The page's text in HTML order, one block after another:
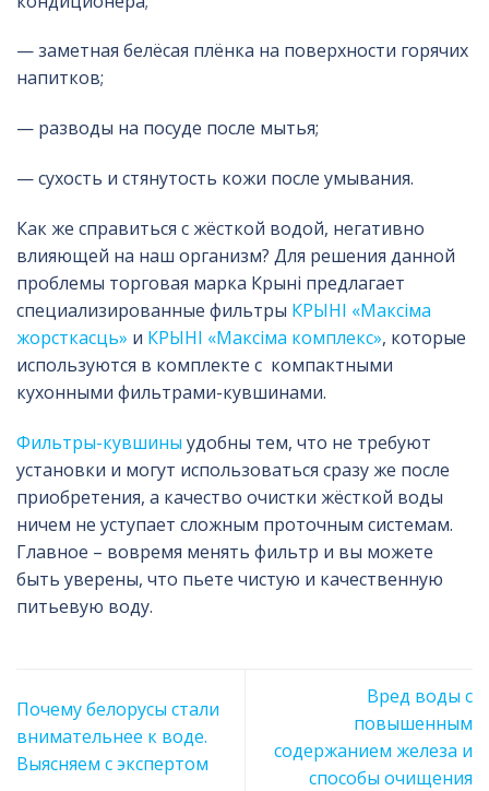
— заметная белёсая плёнка на поверхности горячих
напитков;
— разводы на посуде после мытья;
— сухость и стянутость кожи после умывания.
Как же справиться с жёсткой водой, негативно
влияющей на наш организм? Для решения данной
проблемы торговая марка Крынi предлагает
специализированные фильтры КРЫНI «Максiма
жорсткасць» и КРЫНI «Максiма комплекс», которые
используются в комплекте с компактными
кухонными фильтрами-кувшинами.
Фильтры-кувшины удобны тем, что не требуют
установки и могут использоваться сразу же после
приобретения, а качество очистки жёсткой воды
ничем не уступает сложным проточным системам.
Главное – вовремя менять фильтр и вы можете
быть уверены, что пьете чистую и качественную
питьевую воду.
Почему белорусы стали
внимательнее к воде.
Выясняем с экспертом
Вред воды с
повышенным
содержанием железа и
способы очищения